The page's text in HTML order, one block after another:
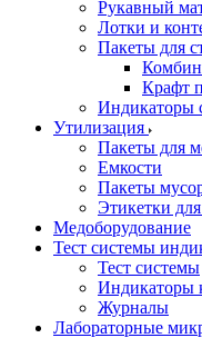
Рукавный
Лотки и
Пакеты для
Крафт
Индикаторы
Утилизация
Пакеты для
Емкости
Пакеты
Этикетки
Медоборудование
Тест системы
Тест системы
Индикаторы
Журналы
Лабораторные